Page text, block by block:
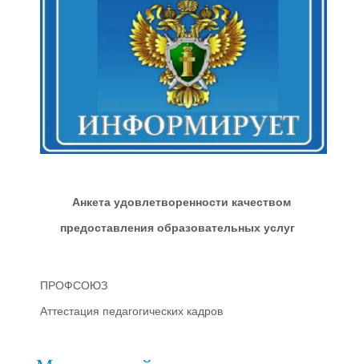
Анкета удовлетворенности качеством
предоставления образовательных услуг
ПРОФСОЮЗ
Аттестация педагогических кадров